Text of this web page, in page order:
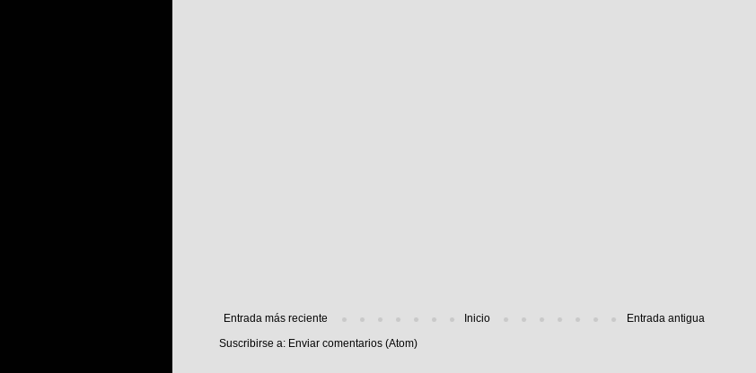
Entrada más reciente Entrada antigua
Inicio
Suscribirse a: Enviar comentarios (Atom)